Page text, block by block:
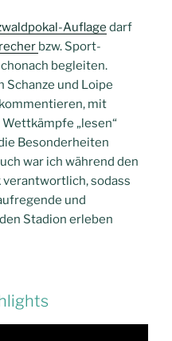
Auflage darf
bzw. Sport-
begleiten.
Schanze und Loipe
mit
„lesen“
Besonderheiten
war ich während den
sodass
und
Stadion erleben